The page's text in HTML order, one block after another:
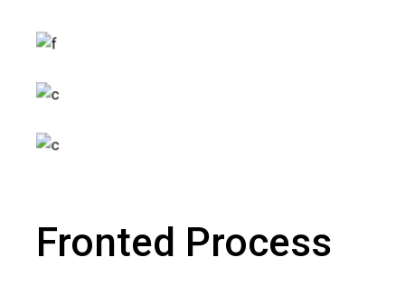
Fronted Process